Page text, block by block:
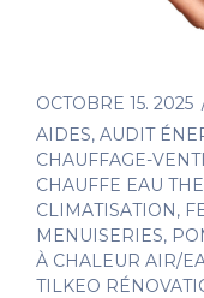
OCTOBRE 15. 2025
AIDES, AUDIT
CHAUFFAGE-
CHAUFFE EAU
CLIMATISATION,
MENUISERIES,
À CHALEUR AIR/
TILKEO